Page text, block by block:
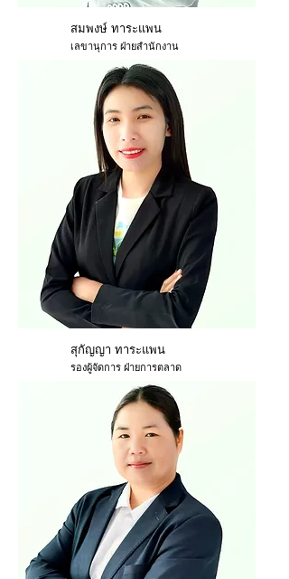
สมพงษ์ ทาระแพน
เลขานุการ ฝ่ายสำนักงาน
สุกัญญา ทาระแพน
รองผู้จัดการ ฝ่ายการตลาด